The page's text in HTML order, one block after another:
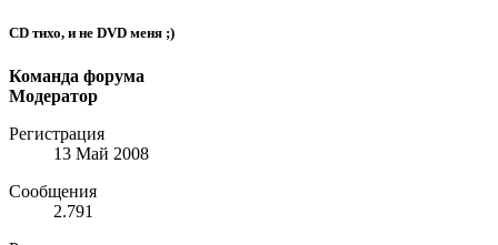
CD тихо, и не DVD меня ;)
Команда форума
Модератор
Регистрация
13 Май 2008
Сообщения
2.791